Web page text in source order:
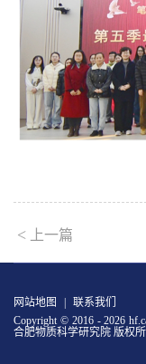
< 上一篇
网站地图
联系我们
Copyright © 2016 -2026
合肥物质科学研究院 版权